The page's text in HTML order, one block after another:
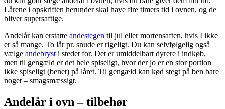
Lårene i opskriften herunder skal have fire timers tid i ovnen, og de
bliver supersaftige.
Andelår kan erstatte andestegen til jul eller mortensaften, hvis I ikke
er så mange. To lår pr. snude er rigeligt. Du kan selvfølgelig også
vælge andebryst i stedet for. Det er umiddelbart dyrere i indkøb,
men til gengæld er det hele spiseligt, hvor der jo er en stor portion
ikke spiseligt (benet) på låret. Til gengæld kan kød stegt på ben bare
noget – smagsmæssigt.
Andelår i ovn – tilbehør